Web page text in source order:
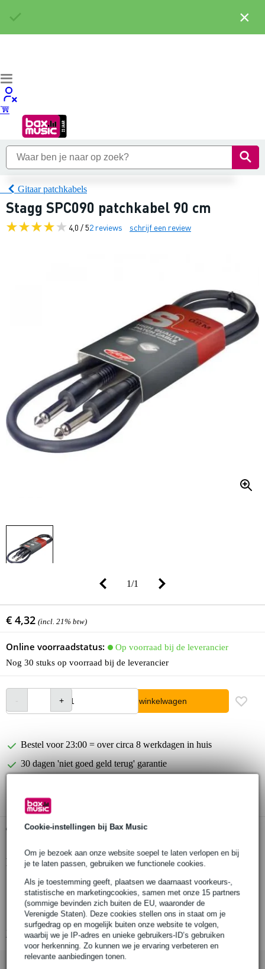
Cookie-instellingen bij Bax Music
Om je bezoek aan onze website soepel te laten verlopen en bij
je te laten passen, gebruiken we functionele cookies.
Als je toestemming geeft, plaatsen we daarnaast voorkeurs-,
statistische en marketingcookies, samen met onze 15 partners
(sommige bevinden zich buiten de EU, waaronder de
Verenigde Staten). Deze cookies stellen ons in staat om je
surfgedrag op en mogelijk buiten onze website te volgen,
waarbij we je IP-adres en unieke gebruikers-ID’s gebruiken
voor herkenning. Zo kunnen we je ervaring verbeteren en
relevante aanbiedingen tonen.
Gitaar patchkabels
Stagg SPC090 patchkabel 90 cm
4,0 / 52 reviews schrijf een review
1/1
€ 4,32 (incl. 21% btw)
Online voorraadstatus:
Op voorraad bij de leverancier
Nog 30 stuks op voorraad bij de leverancier
In winkelwagen
Bestel voor 23:00 = over circa 8 werkdagen in huis
30 dagen 'niet goed geld terug' garantie
Gratis ophalen in de winkel
Productinformatie
Stagg patchkabel
Type: SPC090
Rechte pluggen
Bekijk alle productspecificaties
×